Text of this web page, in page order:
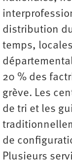
distribution
temps,
20 % des
grève. Les
de tri et les
de
Plusieurs